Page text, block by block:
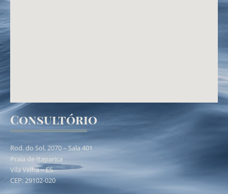
Consultório
Rod. do Sol, 2070 – Sala 401
Praia de Itaparica
Vila Velha – ES
CEP: 29102-020